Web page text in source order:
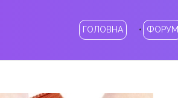
ГОЛОВНА ФОРУМ